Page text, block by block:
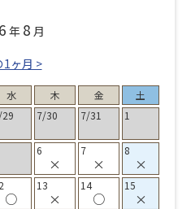
年 8 月
1ヶ月 >
水 木 金
土
7/30 7/31 1
6
×
7
×
8
×
○
13
×
14
○
15
×